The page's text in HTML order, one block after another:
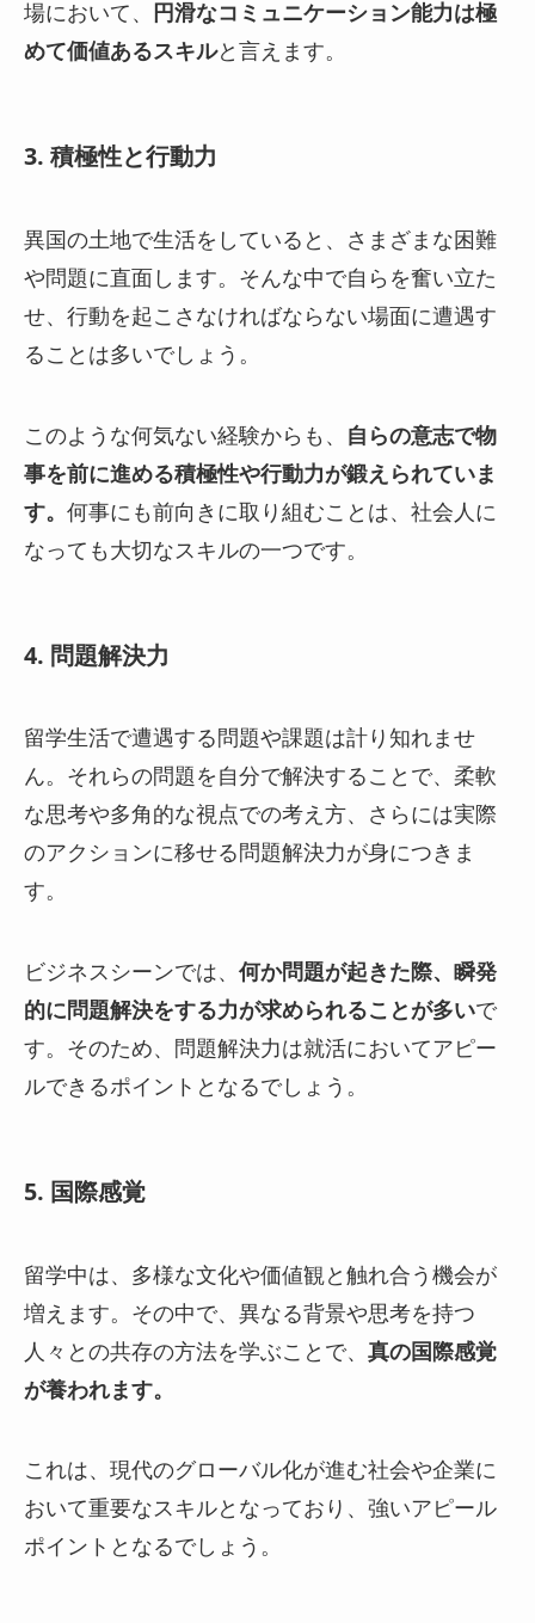
場において、 円滑なコミュニケーション能力は極
めて価値あるスキルと言えます。
3. 積極性と行動力
異国の土地で生活をしていると、さまざまな困難
や問題に直面します。そんな中で自らを奮い立た
せ、行動を起こさなければならない場面に遭遇す
ることは多いでしょう。
このような何気ない経験からも、 自らの意志で物
事を前に進める積極性や行動力が鍛えられていま
す。 何事にも前向きに取り組むことは、社会人に
なっても大切なスキルの一つです。
4. 問題解決力
留学生活で遭遇する問題や課題は計り知れませ
ん。それらの問題を自分で解決することで、柔軟
な思考や多角的な視点での考え方、さらには実際
のアクションに移せる問題解決力が身につきま
す。
ビジネスシーンでは、 何か問題が起きた際、瞬発
的に問題解決をする力が求められることが多いで
す。そのため、問題解決力は就活においてアピー
ルできるポイントとなるでしょう。
5. 国際感覚
留学中は、多様な文化や価値観と触れ合う機会が
増えます。その中で、異なる背景や思考を持つ
人々との共存の方法を学ぶことで、 真の国際感覚
が養われます。
これは、現代のグローバル化が進む社会や企業に
おいて重要なスキルとなっており、強いアピール
ポイントとなるでしょう。